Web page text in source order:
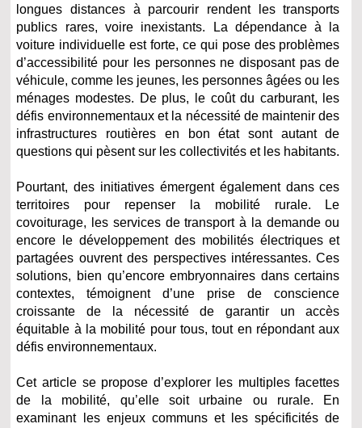
longues distances à parcourir rendent les transports
publics rares, voire inexistants. La dépendance à la
voiture individuelle est forte, ce qui pose des problèmes
d’accessibilité pour les personnes ne disposant pas de
véhicule, comme les jeunes, les personnes âgées ou les
ménages modestes. De plus, le coût du carburant, les
défis environnementaux et la nécessité de maintenir des
infrastructures routières en bon état sont autant de
questions qui pèsent sur les collectivités et les habitants.
Pourtant, des initiatives émergent également dans ces
territoires pour repenser la mobilité rurale. Le
covoiturage, les services de transport à la demande ou
encore le développement des mobilités électriques et
partagées ouvrent des perspectives intéressantes. Ces
solutions, bien qu’encore embryonnaires dans certains
contextes, témoignent d’une prise de conscience
croissante de la nécessité de garantir un accès
équitable à la mobilité pour tous, tout en répondant aux
défis environnementaux.
Cet article se propose d’explorer les multiples facettes
de la mobilité, qu’elle soit urbaine ou rurale. En
examinant les enjeux communs et les spécificités de